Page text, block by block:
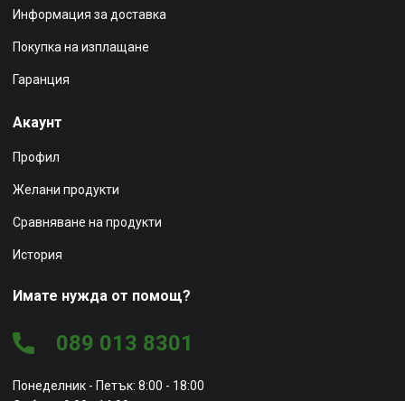
Информация за доставка
Покупка на изплащане
Гаранция
Акаунт
Профил
Желани продукти
Сравняване на продукти
История
Имате нужда от помощ?
089 013 8301
Понеделник - Петък: 8:00 - 18:00